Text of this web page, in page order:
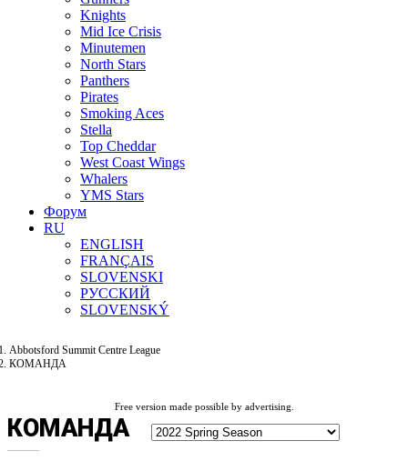
Knights
Mid Ice Crisis
Minutemen
North Stars
Panthers
Pirates
Smoking Aces
Stella
Top Cheddar
West Coast Wings
Whalers
YMS Stars
Форум
RU
ENGLISH
FRANÇAIS
SLOVENSKI
РУССКИЙ
SLOVENSKÝ
Abbotsford Summit Centre League
КОМАНДА
Free version made possible by advertising.
КОМАНДА